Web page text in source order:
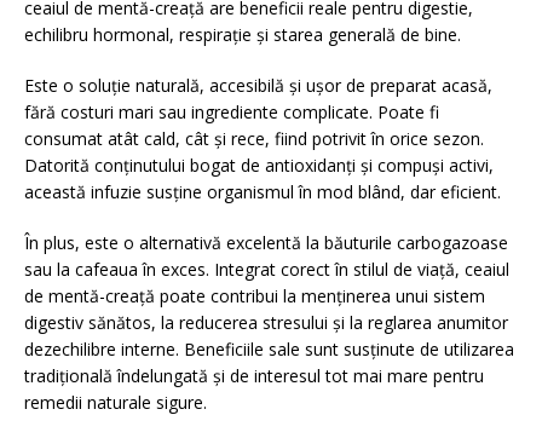
ceaiul de mentă-creață are beneficii reale pentru digestie,
echilibru hormonal, respirație și starea generală de bine.
Este o soluție naturală, accesibilă și ușor de preparat acasă,
fără costuri mari sau ingrediente complicate. Poate fi
consumat atât cald, cât și rece, fiind potrivit în orice sezon.
Datorită conținutului bogat de antioxidanți și compuși activi,
această infuzie susține organismul în mod blând, dar eficient.
În plus, este o alternativă excelentă la băuturile carbogazoase
sau la cafeaua în exces. Integrat corect în stilul de viață, ceaiul
de mentă-creață poate contribui la menținerea unui sistem
digestiv sănătos, la reducerea stresului și la reglarea anumitor
dezechilibre interne. Beneficiile sale sunt susținute de utilizarea
tradițională îndelungată și de interesul tot mai mare pentru
remedii naturale sigure.